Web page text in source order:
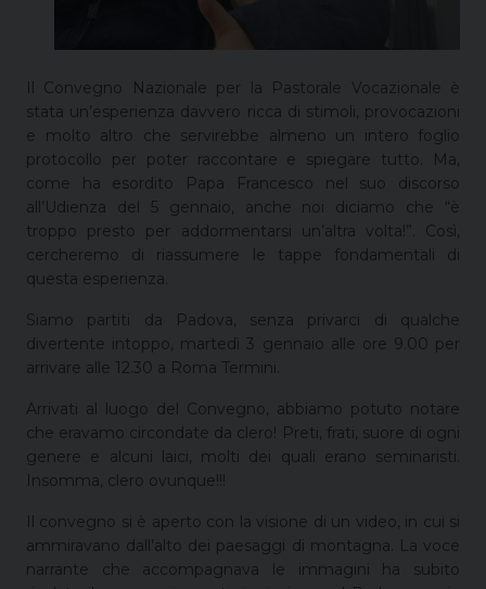
Il Convegno Nazionale per la Pastorale Vocazionale è
stata un’esperienza davvero ricca di stimoli, provocazioni
e molto altro che servirebbe almeno un intero foglio
protocollo per poter raccontare e spiegare tutto. Ma,
come ha esordito Papa Francesco nel suo discorso
all’Udienza del 5 gennaio, anche noi diciamo che “è
troppo presto per addormentarsi un’altra volta!”. Così,
cercheremo di riassumere le tappe fondamentali di
questa esperienza.
Siamo partiti da Padova, senza privarci di qualche
divertente intoppo, martedì 3 gennaio alle ore 9.00 per
arrivare alle 12.30 a Roma Termini.
Arrivati al luogo del Convegno, abbiamo potuto notare
che eravamo circondate da clero! Preti, frati, suore di ogni
genere e alcuni laici, molti dei quali erano seminaristi.
Insomma, clero ovunque!!!
Il convegno si è aperto con la visione di un video, in cui si
ammiravano dall’alto dei paesaggi di montagna. La voce
narrante che accompagnava le immagini ha subito